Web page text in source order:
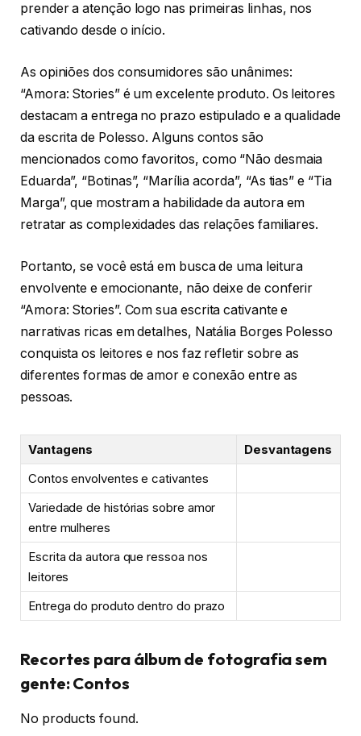
prender a atenção logo nas primeiras linhas, nos
cativando desde o início.
As opiniões dos consumidores são unânimes:
“Amora: Stories” é um excelente produto. Os leitores
destacam a entrega no prazo estipulado e a qualidade
da escrita de Polesso. Alguns contos são
mencionados como favoritos, como “Não desmaia
Eduarda”, “Botinas”, “Marília acorda”, “As tias” e “Tia
Marga”, que mostram a habilidade da autora em
retratar as complexidades das relações familiares.
Portanto, se você está em busca de uma leitura
envolvente e emocionante, não deixe de conferir
“Amora: Stories”. Com sua escrita cativante e
narrativas ricas em detalhes, Natália Borges Polesso
conquista os leitores e nos faz refletir sobre as
diferentes formas de amor e conexão entre as
pessoas.
Vantagens
Desvantagens
Contos envolventes e cativantes
Variedade de histórias sobre amor
entre mulheres
Escrita da autora que ressoa nos
leitores
Entrega do produto dentro do prazo
Recortes para álbum de fotografia sem
gente: Contos
No products found.